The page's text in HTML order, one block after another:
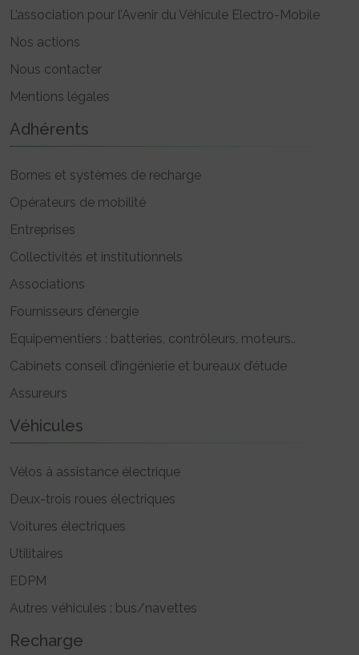
L’association pour l’Avenir du Véhicule Electro-Mobile
Nos actions
Nous contacter
Mentions légales
Adhérents
Bornes et systèmes de recharge
Opérateurs de mobilité
Entreprises
Collectivités et institutionnels
Associations
Fournisseurs d’énergie
Equipementiers : batteries, contrôleurs, moteurs..
Cabinets conseil d’ingénierie et bureaux d’étude
Assureurs
Véhicules
Vélos à assistance électrique
Deux-trois roues électriques
Voitures électriques
Utilitaires
EDPM
Autres véhicules : bus/navettes
Recharge